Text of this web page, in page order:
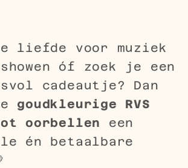
liefde voor muziek
óf zoek je een
cadeautje? Dan
goudkleurige RVS
oorbellen een
én betaalbare